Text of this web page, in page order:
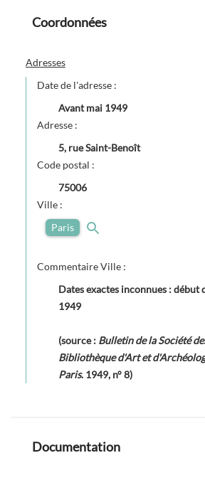
Coordonnées
Adresses
Date de l'adresse :
Avantmai 1949
Adresse :
5, rue Saint-Benoît
Code postal :
75006
Ville :
Paris
Commentaire Ville :
Dates exactes inconnues :
1949
(source : Bulletin de la Société
Bibliothèque d'Art et
Paris. 1949, n° 8)
Documentation